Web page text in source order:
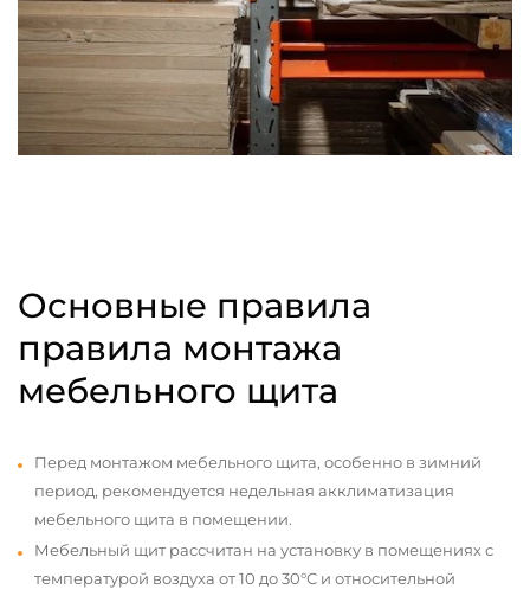
Основные правила
правила монтажа
мебельного щита
Перед монтажом мебельного щита, особенно в зимний
период, рекомендуется недельная акклиматизация
мебельного щита в помещении.
Мебельный щит рассчитан на установку в помещениях с
температурой воздуха от 10 до 30°С и относительной